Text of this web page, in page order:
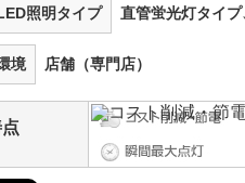
照明タイプ 直管蛍光灯タイ
境 店舗（専門店）